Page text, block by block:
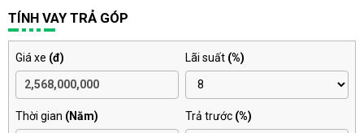
TÍNH VAY TRẢ GÓP
Giá xe (đ) Lãi suất (%)
Thời gian (Năm) Trả trước (%)